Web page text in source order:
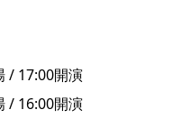
/ 17:00開演
/ 16:00開演